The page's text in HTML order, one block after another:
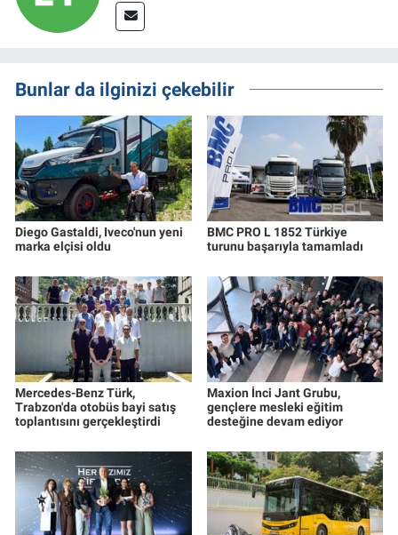
Bunlar da ilginizi çekebilir
Diego Gastaldi, Iveco'nun yeni
marka elçisi oldu
BMC PRO L 1852 Türkiye
turunu başarıyla tamamladı
Mercedes-Benz Türk,
Trabzon'da otobüs bayi satış
toplantısını gerçekleştirdi
Maxion İnci Jant Grubu,
gençlere mesleki eğitim
desteğine devam ediyor